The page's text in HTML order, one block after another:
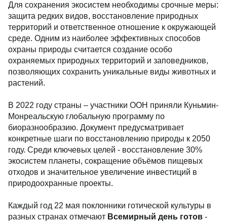
Для сохранения экосистем необходимы срочные меры:
защита редких видов, восстановление природных
территорий и ответственное отношение к окружающей
среде. Одним из наиболее эффективных способов
охраны природы считается создание особо
охраняемых природных территорий и заповедников,
позволяющих сохранить уникальные виды животных и
растений.
В 2022 году страны – участники ООН приняли Куньмин-
Монреальскую глобальную программу по
биоразнообразию. Документ предусматривает
конкретные шаги по восстановлению природы к 2050
году. Среди ключевых целей - восстановление 30%
экосистем планеты, сокращение объёмов пищевых
отходов и значительное увеличение инвестиций в
природоохранные проекты.
Каждый год 22 мая поклонники готической культуры в
разных странах отмечают Всемирный день готов -